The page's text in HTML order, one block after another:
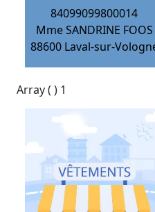
84099099800014
Mme SANDRINE FOOS
88600 Laval-sur-
Array ( ) 1